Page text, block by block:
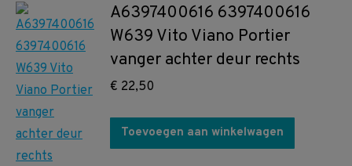
A6397400616 6397400616
W639 Vito Viano Portier
vanger achter deur rechts
€ 22,50
Toevoegen aan winkelwagen